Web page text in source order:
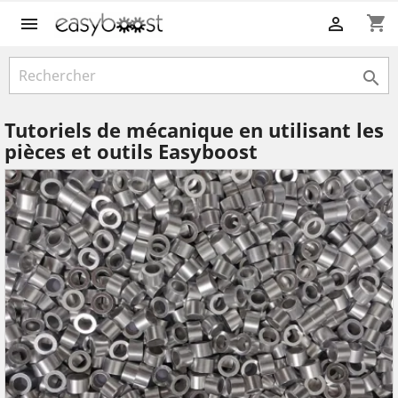
 shopping_cart


Tutoriels de mécanique en utilisant les
pièces et outils Easyboost